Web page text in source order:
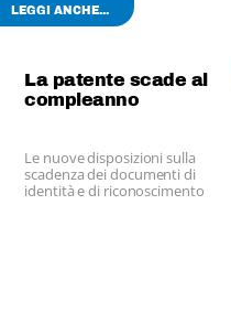
LEGGI ANCHE...
La patente scade al
compleanno
Le nuove disposizioni sulla
scadenza dei documenti di
identità e di riconoscimento